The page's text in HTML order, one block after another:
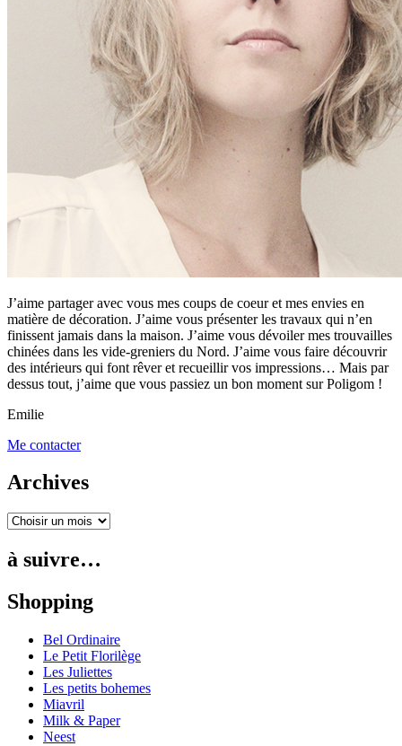
J’aime partager avec vous mes coups de coeur et mes envies en
matière de décoration. J’aime vous présenter les travaux qui n’en
finissent jamais dans la maison. J’aime vous dévoiler mes trouvailles
chinées dans les vide-greniers du Nord. J’aime vous faire découvrir
des intérieurs qui font rêver et recueillir vos impressions… Mais par
dessus tout, j’aime que vous passiez un bon moment sur Poligom !
Emilie
Me contacter
Archives
à suivre…
Shopping
Bel Ordinaire
Le Petit Florilège
Les Juliettes
Les petits bohemes
Miavril
Milk & Paper
Neest